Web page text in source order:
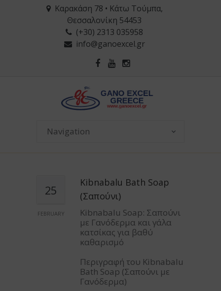
Καρακάση 78 • Κάτω Τούμπα,
Θεσσαλονίκη 54453
(+30) 2313 035958
info@ganoexcel.gr
25
FEBRUARY
Kibnabalu Bath Soap
(Σαπούνι)
Kibnabalu Soap: Σαπούνι
με Γανόδερμα και γάλα
κατσίκας για βαθύ
καθαρισμό
Περιγραφή του Kibnabalu
Bath Soap (Σαπούνι με
Γανόδερμα)